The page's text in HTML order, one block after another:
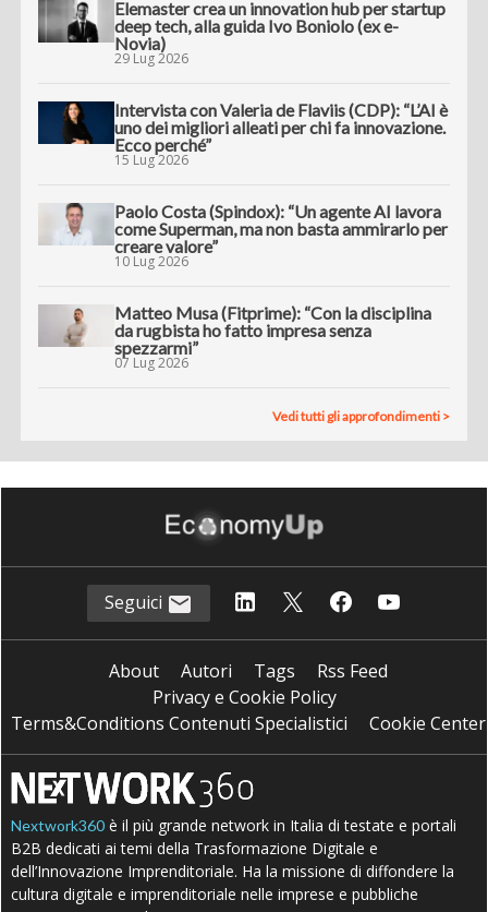
Elemaster crea un innovation hub per startup
deep tech, alla guida Ivo Boniolo (ex e-
Novia)
29 Lug 2026
Intervista con Valeria de Flaviis (CDP): “L’AI è
uno dei migliori alleati per chi fa innovazione.
Ecco perché”
15 Lug 2026
Paolo Costa (Spindox): “Un agente AI lavora
come Superman, ma non basta ammirarlo per
creare valore”
10 Lug 2026
Matteo Musa (Fitprime): “Con la disciplina
da rugbista ho fatto impresa senza
spezzarmi”
07 Lug 2026
Vedi tutti gli approfondimenti >
Seguici
About Autori Tags
Rss Feed
Privacy e Cookie Policy
Terms&Conditions Contenuti Specialistici
Cookie Center
Nextwork360 è il più grande network in Italia di testate e portali
B2B dedicati ai temi della Trasformazione Digitale e
dell’Innovazione Imprenditoriale. Ha la missione di diffondere la
cultura digitale e imprenditoriale nelle imprese e pubbliche